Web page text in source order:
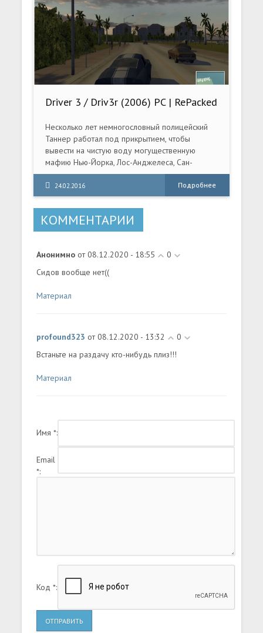
Driver 3 / Driv3r (2006) PC | RePacked
Несколько лет немногословный полицейский
Таннер работал под прикрытием, чтобы
вывести на чистую воду могущественную
мафию Нью-Йорка, Лос-Анджелеса, Сан-
Франциско и Чикаго. Но когда ему это
удалось, стало ясно, что до окончательной
победы над преступным миром еще очень
далеко. Едва отдохнув,
24.02.2016 Подробнее
КОММЕНТАРИИ
0
Анонимно от 08.12.2020 - 18:55
Сидов вообще нет((
Материал
0
profound323 от 08.12.2020 - 13:32
Встаньте на раздачу кто-нибудь плиз!!!
Материал
Имя *:
Email
*:
Код *:
ОТПРАВИТЬ